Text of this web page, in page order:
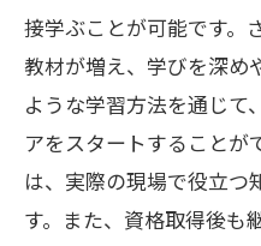
接学ぶことが可能です。
教材が増え、学びを深め
ような学習方法を通じて
アをスタートすることが
は、実際の現場で役立つ
す。また、資格取得後も